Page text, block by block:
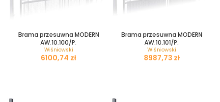
Brama przesuwna MODERN
AW.10.100/P.
Wiśniowski
zł
Brama przesuwna MODERN
AW.10.101/P.
Wiśniowski
zł